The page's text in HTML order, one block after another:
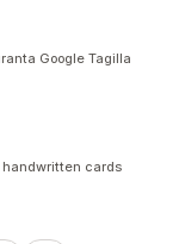
Google Tagilla
handwritten cards